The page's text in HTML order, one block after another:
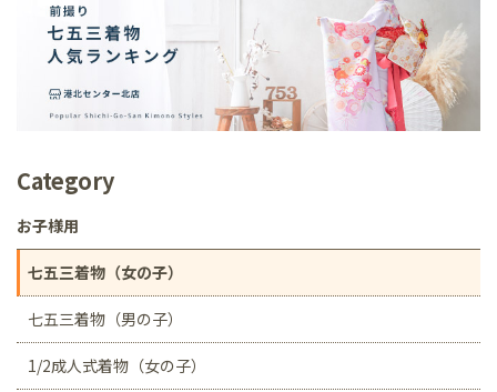
Category
お子様用
七五三着物（女の子）
七五三着物（男の子）
1/2成人式着物（女の子）